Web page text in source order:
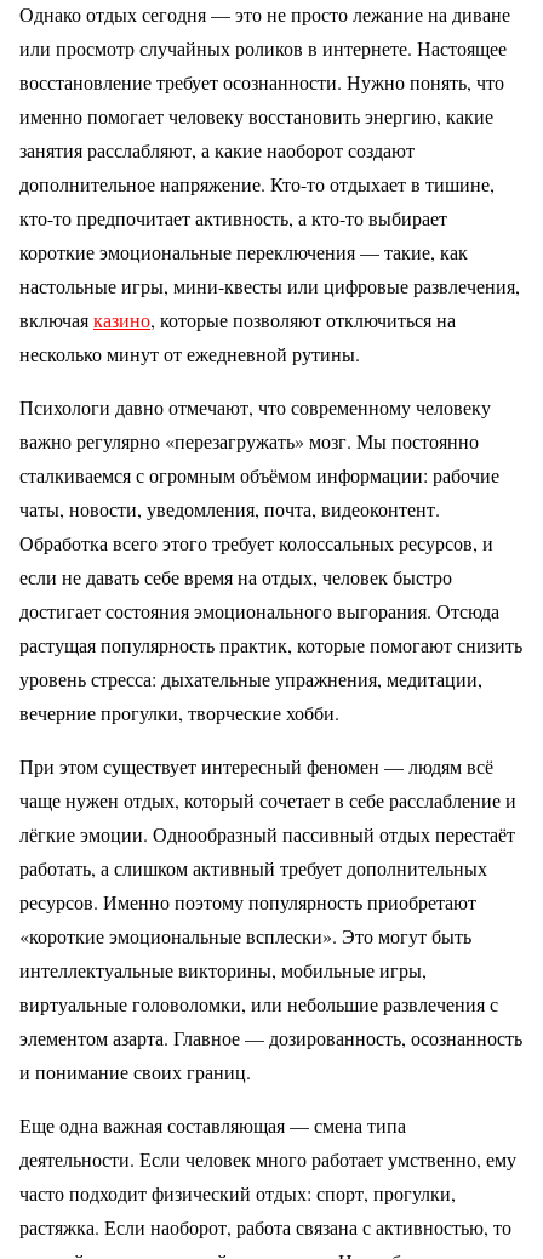
Однако отдых сегодня — это не просто лежание на диване
или просмотр случайных роликов в интернете. Настоящее
восстановление требует осознанности. Нужно понять, что
именно помогает человеку восстановить энергию, какие
занятия расслабляют, а какие наоборот создают
дополнительное напряжение. Кто-то отдыхает в тишине,
кто-то предпочитает активность, а кто-то выбирает
короткие эмоциональные переключения — такие, как
настольные игры, мини-квесты или цифровые развлечения,
включаяказино, которые позволяют отключиться на
несколько минут от ежедневной рутины.
Психологи давно отмечают, что современному человеку
важно регулярно «перезагружать» мозг. Мы постоянно
сталкиваемся с огромным объёмом информации: рабочие
чаты, новости, уведомления, почта, видеоконтент.
Обработка всего этого требует колоссальных ресурсов, и
если не давать себе время на отдых, человек быстро
достигает состояния эмоционального выгорания. Отсюда
растущая популярность практик, которые помогают снизить
уровень стресса: дыхательные упражнения, медитации,
вечерние прогулки, творческие хобби.
При этом существует интересный феномен — людям всё
чаще нужен отдых, который сочетает в себе расслабление и
лёгкие эмоции. Однообразный пассивный отдых перестаёт
работать, а слишком активный требует дополнительных
ресурсов. Именно поэтому популярность приобретают
«короткие эмоциональные всплески». Это могут быть
интеллектуальные викторины, мобильные игры,
виртуальные головоломки, или небольшие развлечения с
элементом азарта. Главное — дозированность, осознанность
и понимание своих границ.
Еще одна важная составляющая — смена типа
деятельности. Если человек много работает умственно, ему
часто подходит физический отдых: спорт, прогулки,
растяжка. Если наоборот, работа связана с активностью, то